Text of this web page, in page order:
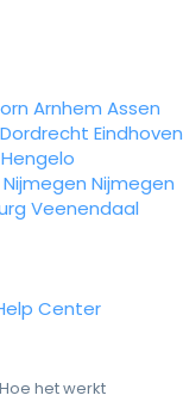
Arnhem Assen
Dordrecht Eindhoven
Hengelo
Nijmegen Nijmegen
Veenendaal
Center
Hoe het werkt